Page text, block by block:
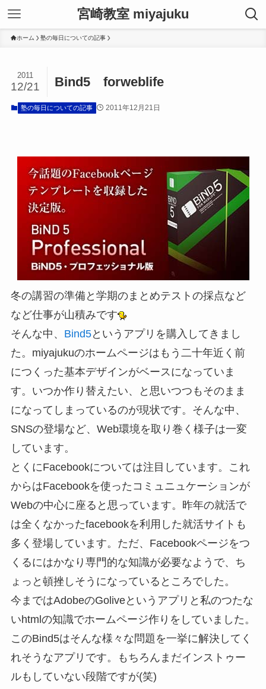
宮崎教室 miyajuku
ホーム 塾の毎日についての記事
Bind5 forweblife
2011
12/21
塾の毎日についての記事 2011年12月21日
冬の講習の準備と学期のまとめテストの採点など
など仕事が山積みです
そんな中、 Bind5というアプリを購入してきまし
た。miyajukuのホームページはもう二十年近く前
につくった基本デザインがベースになっていま
す。いつか作り替えたい、と思いつつもそのまま
になってしまっているのが現状です。そんな中、
SNSの登場など、Web環境を取り巻く様子は一変
しています。
とくにFacebookについては注目しています。これ
からはFacebookを使ったコミュニュケーションが
Webの中心に座ると思っています。昨年の就活で
は全くなかったfacebookを利用した就活サイトも
多く登場しています。ただ、Facebookページをつ
くるにはかなり専門的な知識が必要なようで、ち
ょっと頓挫しそうになっているところでした。
今まではAdobeのGoliveというアプリと私のつたな
いhtmlの知識でホームページ作りをしていました。
このBind5はそんな様々な問題を一挙に解決してく
れそうなアプリです。もちろんまだインストゥー
ルもしていない段階ですが(笑)